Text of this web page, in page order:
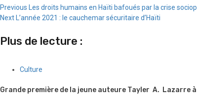
Continue
Reading
Previous Les droits humains en Haïti bafoués par la crise
Next L’année 2021 : le cauchemar sécuritaire d’Haïti
Plus de lecture :
Culture
Grande première de la jeune auteure Tayler A. Lazarre